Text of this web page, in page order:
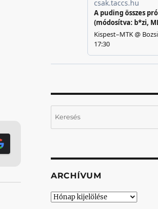
ARCHÍVUM
Archívum